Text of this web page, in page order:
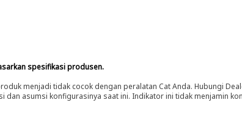
spesifikasi produsen.
menjadi tidak cocok dengan peralatan Cat Anda. Hubungi
asumsi konfigurasinya saat ini. Indikator ini tidak menjamin